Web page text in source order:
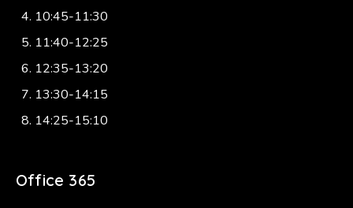
10:45-11:30
11:40-12:25
12:35-13:20
13:30-14:15
14:25-15:10
Office 365